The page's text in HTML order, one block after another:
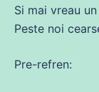
Si mai vreau
Peste noi
Pre-refren: